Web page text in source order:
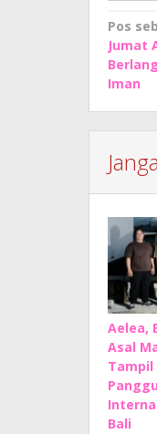
pos
Pos
Jumat
Iman
Aelea,
Asal
Tampil
Bali